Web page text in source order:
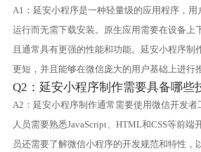
A1：延安小程序是一种轻量级的应用程序，
运行而无需下载安装。原生应用需要在设备上
且通常具有更强的性能和功能。延安小程序制
更短，并且能够在微信庞大的用户基础上进行
Q2：延安小程序制作需要具备哪些
A2：延安小程序制作通常需要使用微信开发
人员需要熟悉JavaScript、HTML和CSS等前端
员还需要了解微信小程序的开发规范和特性，